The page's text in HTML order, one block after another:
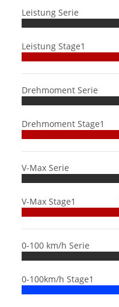
Leistung Serie
Leistung Stage1
Drehmoment Serie
Drehmoment Stage1
V-Max Serie
V-Max Stage1
0-100 km/h Serie
0-100km/h Stage1